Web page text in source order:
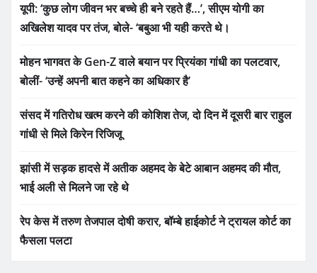
यूपी: ‘कुछ लोग जीवन भर बच्चे ही बने रहते हैं…’, सीएम योगी का
अखिलेश यादव पर तंज, बोले- ‘बबुआ भी यही करते थे।
मोहन भागवत के Gen-Z वाले बयान पर प्रियंका गांधी का पलटवार,
बोलीं- ‘उन्हें अपनी बात कहने का अधिकार है’
संसद में गतिरोध खत्म करने की कोशिश तेज, दो दिन में दूसरी बार राहुल
गांधी से मिले किरेन रिजिजू
झांसी में सड़क हादसे में अतीक अहमद के बेटे आबान अहमद की मौत,
भाई अली से मिलने जा रहे थे
रेप केस में तरुण तेजपाल दोषी करार, बॉम्बे हाईकोर्ट ने ट्रायल कोर्ट का
फैसला पलटा